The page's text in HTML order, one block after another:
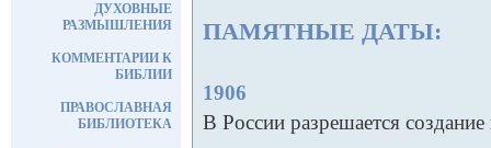
ДУХОВНЫЕ
РАЗМЫШЛЕНИЯ
КОММЕНТАРИИ К
БИБЛИИ
ПРАВОСЛАВНАЯ
БИБЛИОТЕКА
ПАМЯТНЫЕ ДАТЫ:
1906
В России разрешается